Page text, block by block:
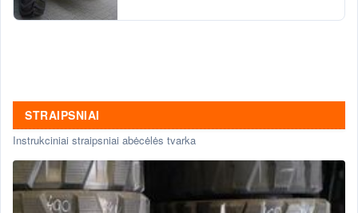
STRAIPSNIAI
Instrukciniai straipsniai abėcėlės tvarka